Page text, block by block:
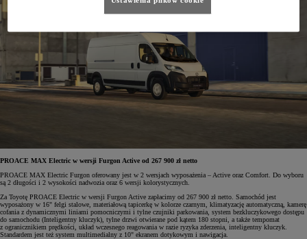
PROACE MAX Electric w wersji Furgon Active od 267 900 zł netto
PROACE MAX Electric Furgon oferowany jest w 2 wersjach wyposażenia – Active oraz Comfort. Do wyboru
są 2 długości i 2 wysokości nadwozia oraz 6 wersji kolorystycznych.
Za Toyotę PROACE Electric w wersji Furgon Active zapłacimy od 267 900 zł netto. Samochód jest
wyposażony w 16" felgi stalowe, materiałową tapicerkę w kolorze czarnym, klimatyzację automatyczną, kamerę
cofania z dynamicznymi liniami pomocniczymi i tylne czujniki parkowania, system bezkluczykowego dostępu
do samochodu (Inteligentny kluczyk), tylne drzwi otwierane pod kątem 180 stopni, a także tempomat
z ogranicznikiem prędkości, układ wczesnego reagowania w razie ryzyka zderzenia, inteligentny kluczyk.
Standardem jest też system multimedialny z 10" ekranem dotykowym i nawigacja.